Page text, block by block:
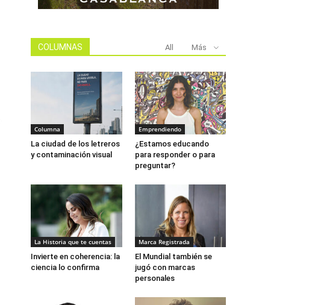
COLUMNAS All Más
Columna
La ciudad de los letreros
y contaminación visual
Emprendiendo
¿Estamos educando
para responder o para
preguntar?
La Historia que te cuentas
Invierte en coherencia: la
ciencia lo confirma
Marca Registrada
El Mundial también se
jugó con marcas
personales